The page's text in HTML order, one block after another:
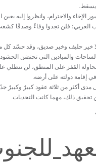
لن
تثني
شعب
الجنوب
عن
ولا
إعلان
دولة
يسقط.
والاحترام، وانظروا إليه بعين
العربي؛ فلن تجدوا وفاءً وصدقًا
إلا خير حليف وخير صديق، وقد جسّد
الساحات والميادين التي تحتضن
ومحاولة القفز على المنطق، لن
إقامة دولته على أرضه.
أكثر من ثلاثة عقود كبيرٌ وكبيرٌ
تحقيق ذلك، مهما كانت التحديات.